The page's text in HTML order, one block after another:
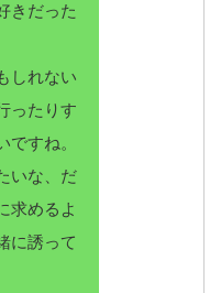
きだった
しれない
ったりす
すね。
いな、だ
求めるよ
に誘って